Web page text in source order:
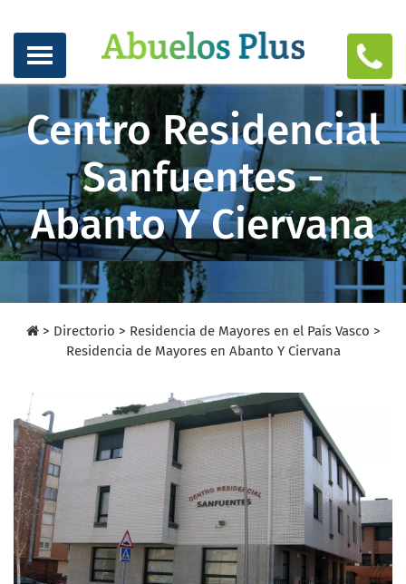
Centro Residencial
Sanfuentes -
Abanto Y Ciervana
> Directorio > Residencia de Mayores en el País Vasco >
Residencia de Mayores en Abanto Y Ciervana